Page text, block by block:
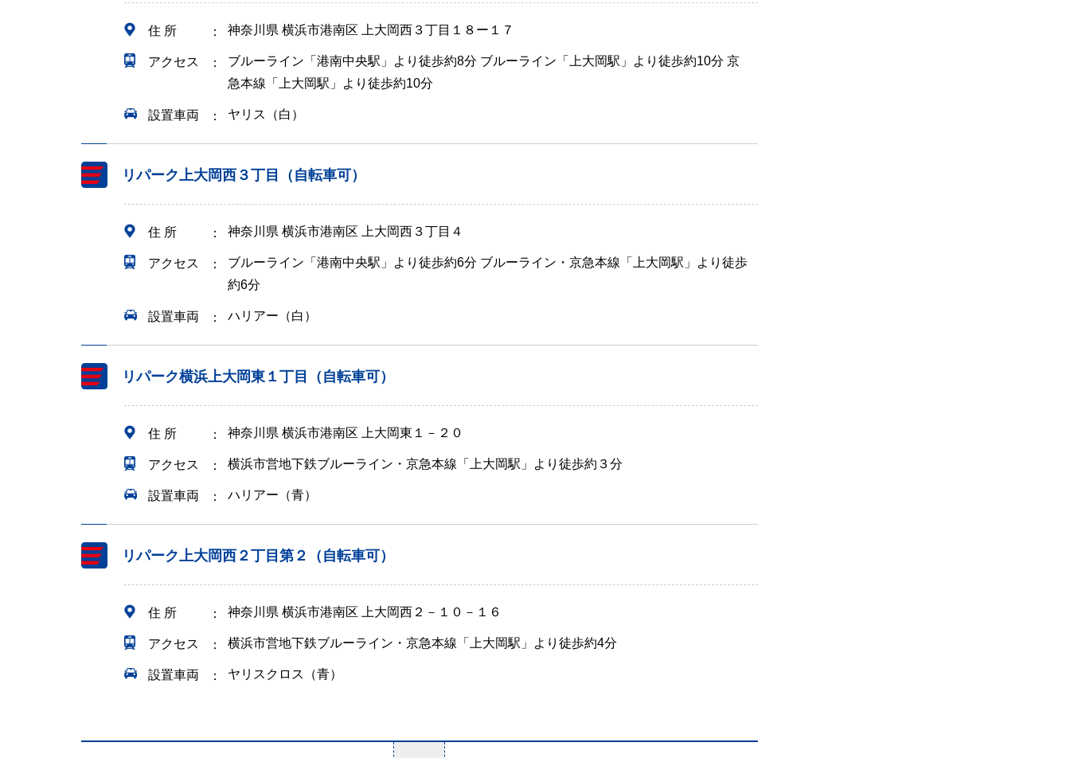
住 所 神奈川県 横浜市港南区 上大岡西３丁目１８ー１７
アクセス
ブルーライン「港南中央駅」より徒歩約8分 ブルーライン「上大岡駅」より徒歩約10分 京
急本線「上大岡駅」より徒歩約10分
設置車両 ヤリス（白）
リパーク上大岡西３丁目（自転車可）
住 所 神奈川県 横浜市港南区 上大岡西３丁目４
アクセス
ブルーライン「港南中央駅」より徒歩約6分 ブルーライン・京急本線「上大岡駅」より徒歩
約6分
設置車両 ハリアー（白）
リパーク横浜上大岡東１丁目（自転車可）
住 所 神奈川県 横浜市港南区 上大岡東１－２０
アクセス 横浜市営地下鉄ブルーライン・京急本線「上大岡駅」より徒歩約３分
設置車両 ハリアー（青）
リパーク上大岡西２丁目第２（自転車可）
住 所 神奈川県 横浜市港南区 上大岡西２－１０－１６
アクセス 横浜市営地下鉄ブルーライン・京急本線「上大岡駅」より徒歩約4分
設置車両 ヤリスクロス（青）